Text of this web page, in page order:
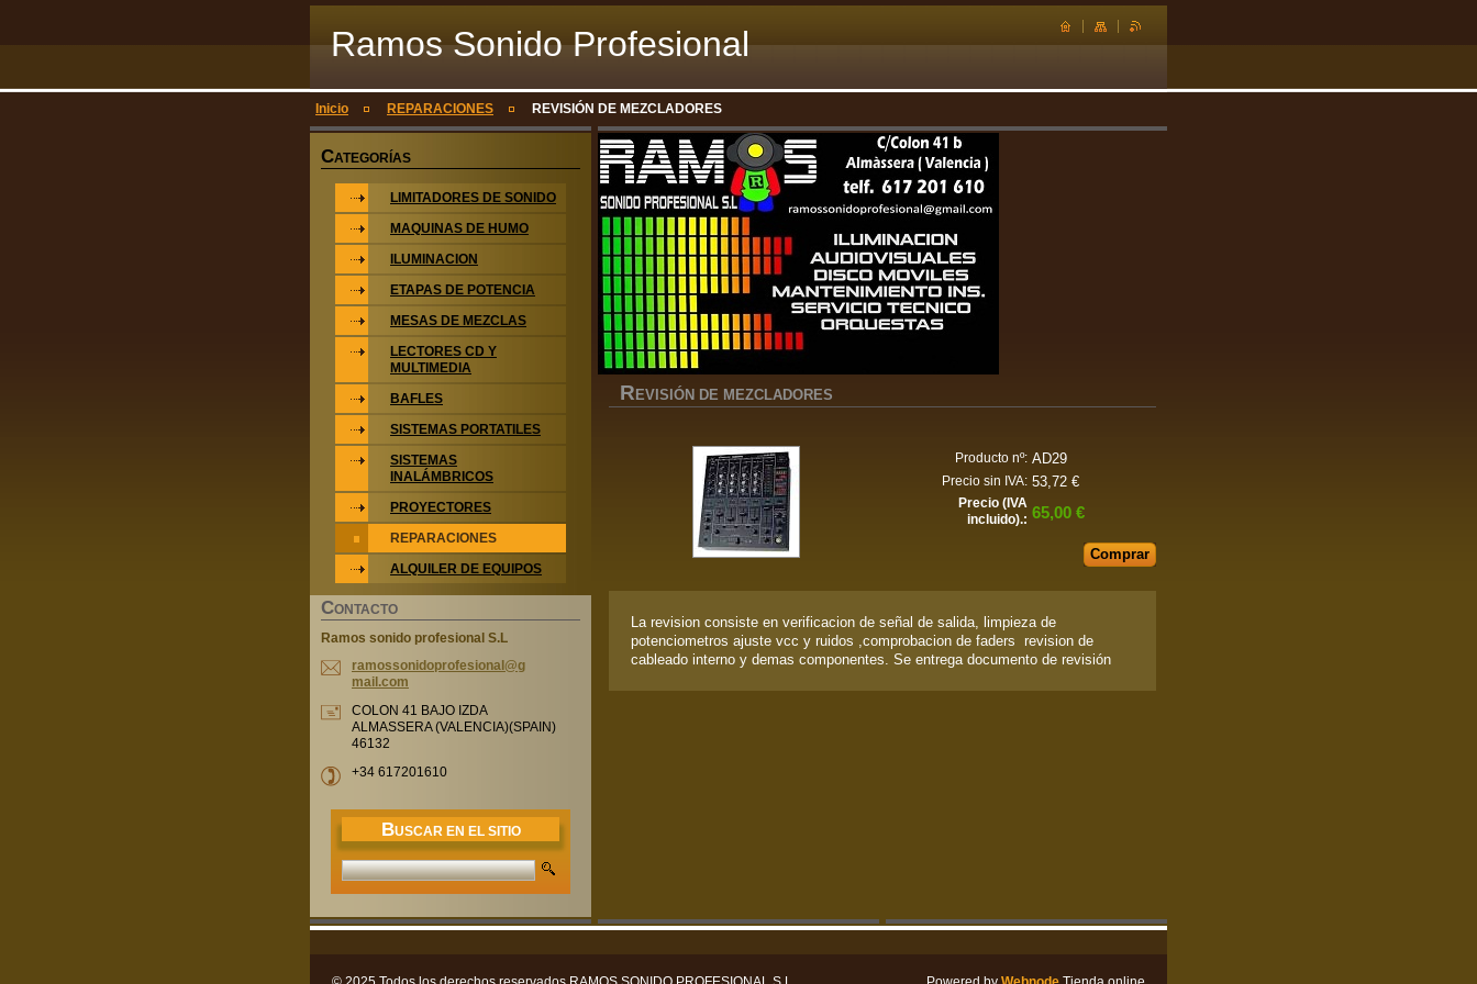
Ramos Sonido Profesional
S.L
Inicio REPARACIONES REVISIÓN DE MEZCLADORES
R EVISIÓN DE MEZCLADORES
Producto nº: AD29
Precio sin IVA: 53,72 €
Precio (IVA
incluido).: 65,00 €
La revision consiste en verificacion de señal de salida, limpieza de
potenciometros ajuste vcc y ruidos ,comprobacion de faders revision de
cableado interno y demas componentes. Se entrega documento de revisión
CATEGORÍAS
LIMITADORES DE SONIDO
MAQUINAS DE HUMO
ILUMINACION
ETAPAS DE POTENCIA
MESAS DE MEZCLAS
LECTORES CD Y
MULTIMEDIA
BAFLES
SISTEMAS PORTATILES
SISTEMAS
INALÁMBRICOS
PROYECTORES
REPARACIONES
ALQUILER DE EQUIPOS
CONTACTO
Ramos sonido profesional S.L
ramossonidoprofesional@g
mail.com
COLON 41 BAJO IZDA
ALMASSERA (VALENCIA)(SPAIN)
46132
+34 617201610
BUSCAR EN EL SITIO